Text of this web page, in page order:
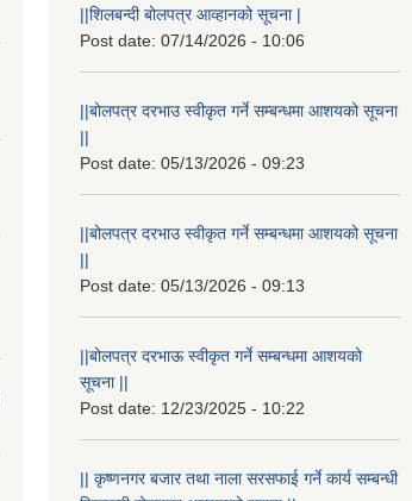
||शिलबन्दी बोलपत्र आव्हानको सूचना |
Post date: 07/14/2026 - 10:06
||बोलपत्र दरभाउ स्वीकृत गर्ने सम्बन्धमा आशयको सूचना
||
Post date: 05/13/2026 - 09:23
||बोलपत्र दरभाउ स्वीकृत गर्ने सम्बन्धमा आशयको सूचना
||
Post date: 05/13/2026 - 09:13
||बोलपत्र दरभाऊ स्वीकृत गर्ने सम्बन्धमा आशयको
सूचना ||
Post date: 12/23/2025 - 10:22
|| कृष्णनगर बजार तथा नाला सरसफाई गर्ने कार्य सम्बन्धी